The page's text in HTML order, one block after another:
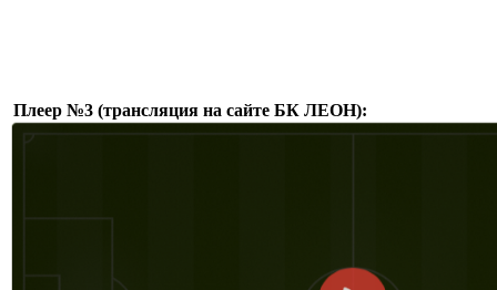
Плеер №3 (трансляция на сайте БК ЛЕОН):